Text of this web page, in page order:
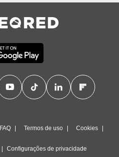
FAQ Termos de uso Cookies
Configurações de privacidade